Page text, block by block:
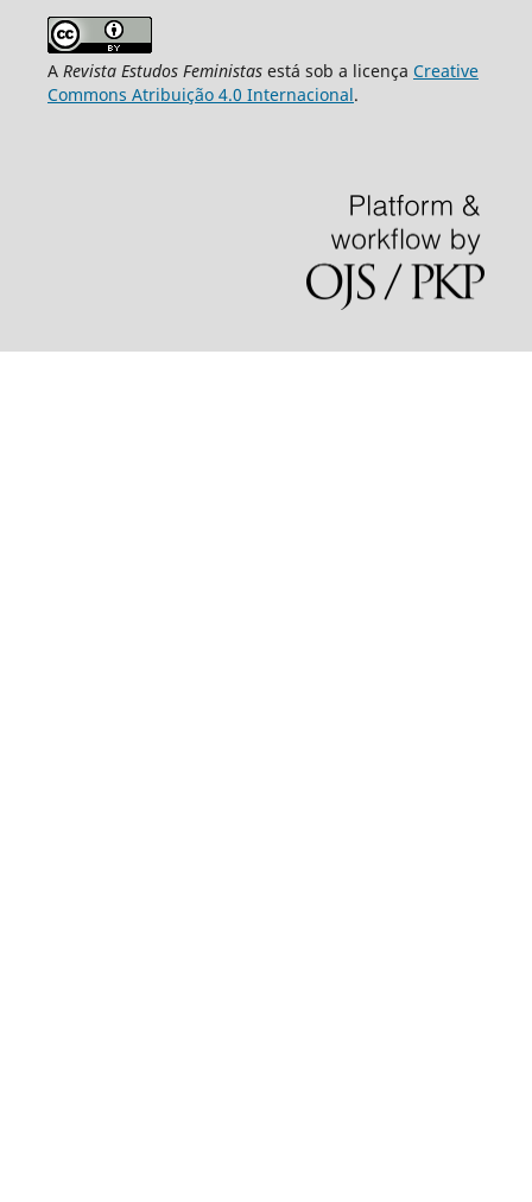
A Revista Estudos Feministasestá sob a licença Creative
Commons Atribuição 4.0 Internacional.